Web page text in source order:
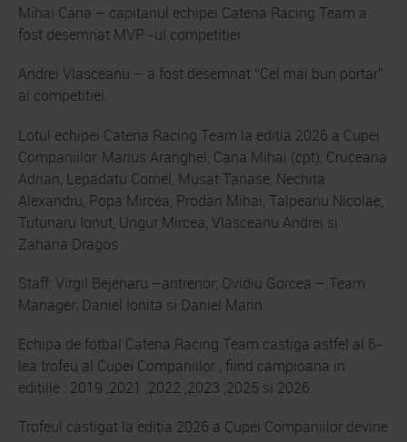
Mihai Cana – capitanul echipei Catena Racing Team a
fost desemnat MVP -ul competitiei.
Andrei Vlasceanu – a fost desemnat “Cel mai bun portar”
al competitiei.
Lotul echipei Catena Racing Team la editia 2026 a Cupei
Companiilor: Marius Aranghel, Cana Mihai (cpt), Cruceana
Adrian, Lepadatu Cornel, Musat Tanase, Nechita
Alexandru, Popa Mircea, Prodan Mihai, Talpeanu Nicolae,
Tutunaru Ionut, Ungur Mircea, Vlasceanu Andrei si
Zaharia Dragos .
Staff: Virgil Bejenaru –antrenor; Ovidiu Gorcea – Team
Manager; Daniel Ionita si Daniel Marin.
Echipa de fotbal Catena Racing Team castiga astfel al 6-
lea trofeu al Cupei Companiilor , fiind campioana in
editiile : 2019 ,2021 ,2022 ,2023 ,2025 si 2026.
Trofeul castigat la editia 2026 a Cupei Companiilor devine